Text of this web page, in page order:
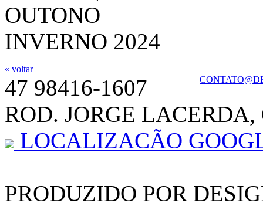
« voltar
47 98416-1607
ROD. JORGE
LOCALIZACÃO
PRODUZIDO POR